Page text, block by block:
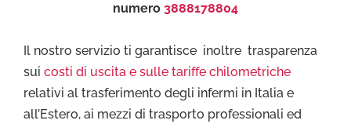
numero 3888178804
Il nostro servizio ti garantisce inoltre trasparenza
sui costi di uscita e sulle tariffe chilometriche
relativi al trasferimento degli infermi in Italia e
all’Estero, ai mezzi di trasporto professionali ed